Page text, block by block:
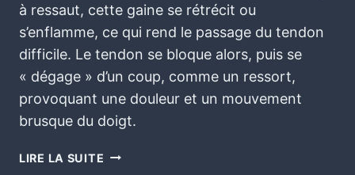
à ressaut, cette gaine se rétrécit ou
s’enflamme, ce qui rend le passage du tendon
difficile. Le tendon se bloque alors, puis se
« dégage » d’un coup, comme un ressort,
provoquant une douleur et un mouvement
brusque du doigt.
LIRE LA SUITE